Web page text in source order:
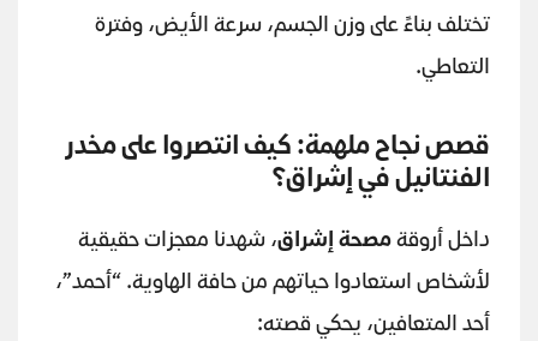
تختلف بناءً على وزن الجسم، سرعة الأيض، وفترة
التعاطي.
قصص نجاح ملهمة: كيف انتصروا على مخدر
الفنتانيل في إشراق؟
داخل أروقةمصحة إشراق، شهدنا معجزات حقيقية
لأشخاص استعادوا حياتهم من حافة الهاوية. “أحمد”،
أحد المتعافين، يحكي قصته: